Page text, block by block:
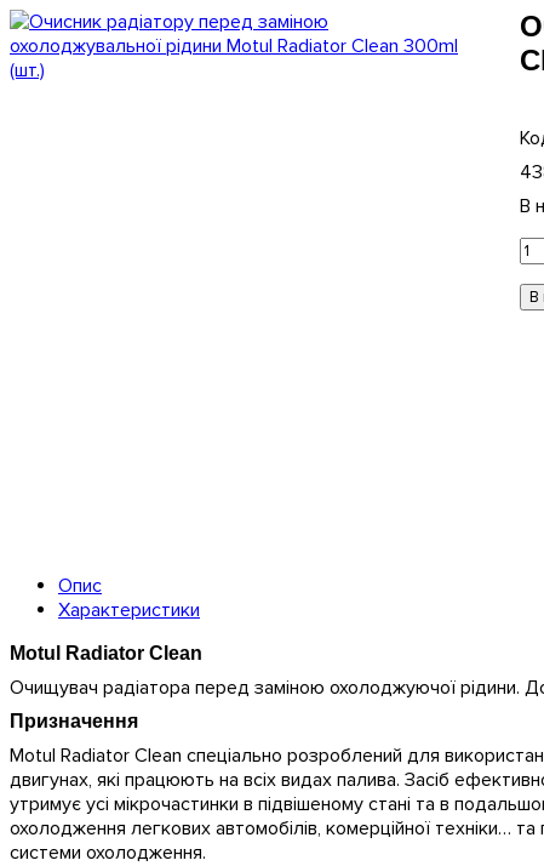
В
Опис
Характеристики
Motul Radiator Clean
Очищувач радіатора перед заміною охолоджуючої рідини.
Призначення
Motul Radiator Clean спеціально розроблений для
двигунах, які працюють на всіх видах палива. Засіб
утримує усі мікрочастинки в підвішеному стані та в
охолодження легкових автомобілів, комерційної техніки…
системи охолодження.